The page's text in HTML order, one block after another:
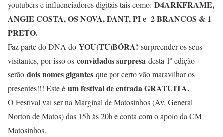
youtubers e influenciadores digitais tais como: D4ARKFRAME,
ANGIE COSTA, OS NOVA, DANT, PI e 2 BRANCOS & 1
PRETO.
Faz parte do DNA do YOU(TU)BÓRA! surpreender os seus
visitantes, por isso os convidados surpresa desta 1ª edição
serão dois nomes gigantes que por certo vão maravilhar os
presentes!!! Este é um festival de entrada GRATUITA.
O Festival vai ser na Marginal de Matosinhos (Av. General
Norton de Matos) das 15h às 20h e conta com o apoio da CM
Matosinhos.